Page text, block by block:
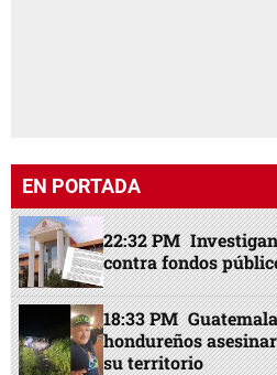
EN PORTADA
22:32 PM
contra fondos
18:33 PM
hondureños
su territorio